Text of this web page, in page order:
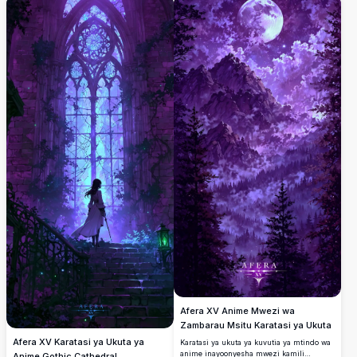
inayopindapinda iliyopambwa na maua ya
mwituni, bonde la utulivu lenye taa za
kijiji zinazometa, na milima mirefu chini
ya anga lenye nyota na rangi ya
zambarau. Inafaa kabisa kwa wapenzi wa
asili na wanaopenda sanaa wanaotafuta
kazi ya sanaa ya dijitali ya kustaajabisha
na ya ubora wa juu kwa ajili ya mandhari
ya ukuta au kuchapisha.
Afera XV Karatasi ya Ukuta ya
Afera XV Anime Mwezi wa
Zambarau Msitu Karatasi ya Ukuta
Karatasi ya ukuta ya kuvutia ya mtindo wa
anime inayoonyesha mwezi kamili